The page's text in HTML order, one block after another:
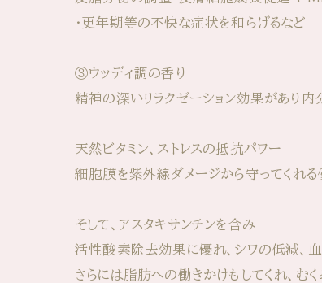
・更年期等の不快な症状を和らげるなど
③ウッディ調の香り
精神の深いリラクゼーション効果があり
天然ビタミン、ストレスの抵抗パワー
細胞膜を紫外線ダメージから守ってくれる
そして、アスタキサンチンを含み
活性酸素除去効果に優れ、シワの低減、
さらには脂肪への働きかけもしてくれ、む